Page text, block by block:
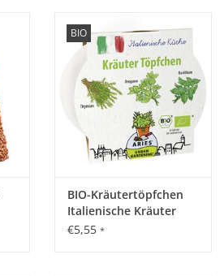
BIO
BIO-Kräutertöpfchen
Italienische Kräuter
€5,55 *